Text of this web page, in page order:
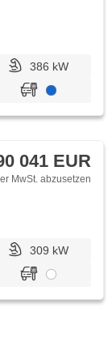
386 kW
041 EUR
MwSt. abzusetzen
309 kW